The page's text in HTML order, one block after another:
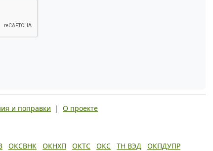
и поправки |
О проекте
ОКСВНК ОКНХП ОКТС ОКС ТН ВЭД ОКПДУПР